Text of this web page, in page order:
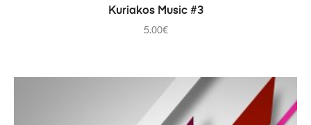
ADICIONAR
Kuriakos Music #3
5.00€